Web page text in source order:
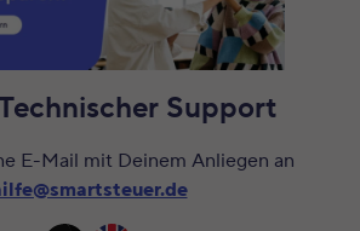
Support
E-Mail mit Deinem Anliegen an